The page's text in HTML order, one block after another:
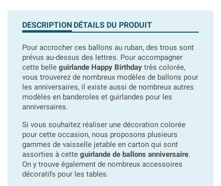
DESCRIPTION DÉTAILS DU PRODUIT
Pour accrocher ces ballons au ruban, des trous sont
prévus au-dessus des lettres. Pour accompagner
cette belle guirlande Happy Birthday très colorée,
vous trouverez de nombreux modèles de ballons pour
les anniversaires, il existe aussi de nombreux autres
modèles en banderoles et guirlandes pour les
anniversaires.
Si vous souhaitez réaliser une décoration colorée
pour cette occasion, nous proposons plusieurs
gammes de vaisselle jetable en carton qui sont
assorties à cette guirlande de ballons anniversaire.
On y trouve également de nombreux accessoires
décoratifs pour les tables.